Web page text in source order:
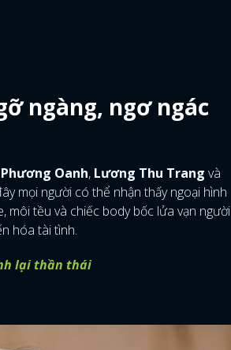
ngàng, ngơ ngác
Phương Oanh, Lương Thu Trang và
mọi người có thể nhận thấy ngoại hình
môi tều và chiếc body bốc lửa vạn người
hóa tài tình.
lại thần thái